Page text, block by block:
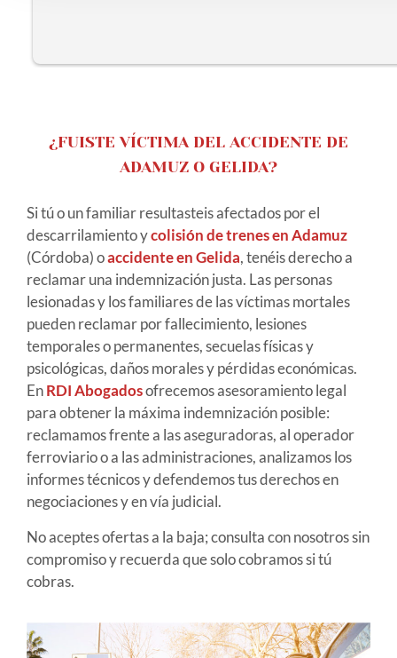
¿FUISTE VÍCTIMA DEL ACCIDENTE DE
ADAMUZ O GELIDA?
Si tú o un familiar resultasteis afectados por el
descarrilamiento ycolisión de trenes en Adamuz
(Córdoba) oaccidente en Gelida, tenéis derecho a
reclamar una indemnización justa. Las personas
lesionadas y los familiares de las víctimas mortales
pueden reclamar por fallecimiento, lesiones
temporales o permanentes, secuelas físicas y
psicológicas, daños morales y pérdidas económicas.
EnRDI Abogadosofrecemos asesoramiento legal
para obtener la máxima indemnización posible:
reclamamos frente a las aseguradoras, al operador
ferroviario o a las administraciones, analizamos los
informes técnicos y defendemos tus derechos en
negociaciones y en vía judicial.
No aceptes ofertas a la baja; consulta con nosotros sin
compromiso y recuerda que solo cobramos si tú
cobras.